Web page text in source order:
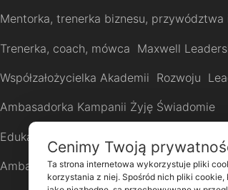
Mentorka, trenerka biznesu,
Trenerka, coach, mówca Maxwell
Współzałożycielka Akademii Rozwoju
Ambasadorka Kampanii Żyję Świadomie
Edukatorka zdrowego stylu życia
Ambasadorka Kobiecej
Cenimy Twoją
Ta strona internetowa wykorzystuje pliki
korzystania z niej. Spośród nich pliki